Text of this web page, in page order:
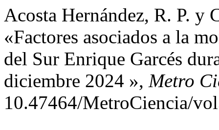
Acosta Hernández, R. P. y
«Factores asociados a la
del Sur Enrique Garcés
diciembre 2024 », Metro
10.47464/MetroCiencia/